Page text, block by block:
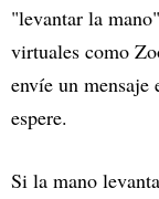
"levantar la
virtuales como
envíe un
espere.
Si la mano